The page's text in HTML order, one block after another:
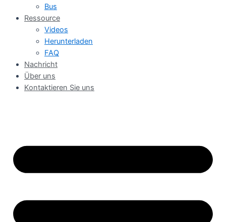
Bus
Ressource
Videos
Herunterladen
FAQ
Nachricht
Über uns
Kontaktieren Sie uns